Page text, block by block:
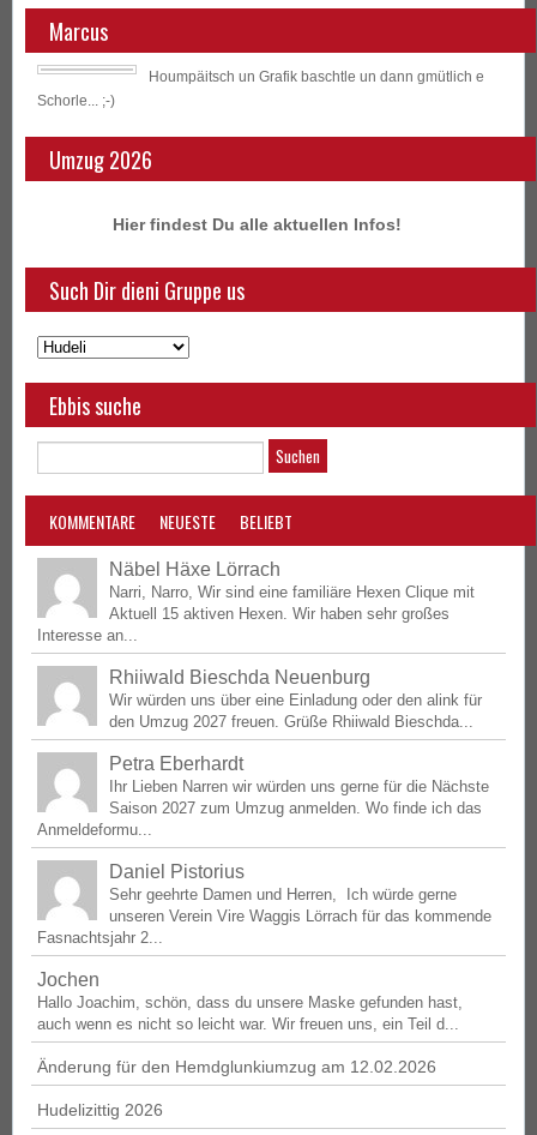
Marcus
Houmpäitsch un Grafik baschtle un dann gmütlich e
Schorle... ;-)
Umzug 2026
Hier findest Du alle aktuellen Infos!
Such Dir dieni Gruppe us
Ebbis suche
KOMMENTARE NEUESTE BELIEBT
Näbel Häxe Lörrach
Narri, Narro, Wir sind eine familiäre Hexen Clique mit
Aktuell 15 aktiven Hexen. Wir haben sehr großes
Interesse an...
Rhiiwald Bieschda Neuenburg
Wir würden uns über eine Einladung oder den alink für
den Umzug 2027 freuen. Grüße Rhiiwald Bieschda...
Petra Eberhardt
Ihr Lieben Narren wir würden uns gerne für die Nächste
Saison 2027 zum Umzug anmelden. Wo finde ich das
Anmeldeformu...
Daniel Pistorius
Sehr geehrte Damen und Herren, Ich würde gerne
unseren Verein Vire Waggis Lörrach für das kommende
Fasnachtsjahr 2...
Jochen
Hallo Joachim, schön, dass du unsere Maske gefunden hast,
auch wenn es nicht so leicht war. Wir freuen uns, ein Teil d...
Änderung für den Hemdglunkiumzug am 12.02.2026
Hudelizittig 2026